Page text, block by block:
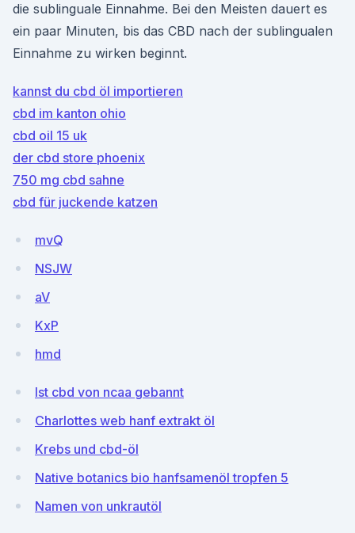
die sublinguale Einnahme. Bei den Meisten dauert es
ein paar Minuten, bis das CBD nach der sublingualen
Einnahme zu wirken beginnt.
kannst du cbd öl importieren
cbd im kanton ohio
cbd oil 15 uk
der cbd store phoenix
750 mg cbd sahne
cbd für juckende katzen
mvQ
NSJW
aV
KxP
hmd
Ist cbd von ncaa gebannt
Charlottes web hanf extrakt öl
Krebs und cbd-öl
Native botanics bio hanfsamenöl tropfen 5
Namen von unkrautöl